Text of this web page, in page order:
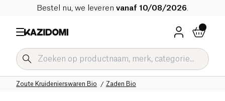
Bestel nu, we leveren vanaf 10/08/2026
Zaden Bio
Zoute Kruidenierswaren Bio
Onze biologische catalogus
Home